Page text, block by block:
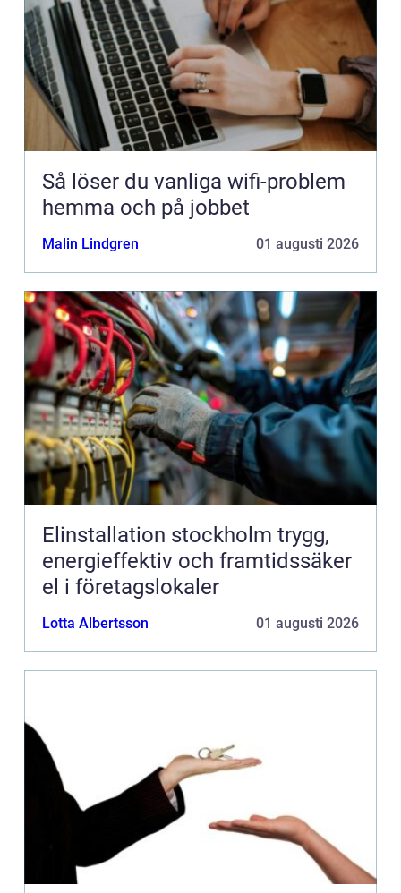
Så löser du vanliga wifi-problem
hemma och på jobbet
Malin Lindgren 01 augusti 2026
Elinstallation stockholm trygg,
energieffektiv och framtidssäker
el i företagslokaler
Lotta Albertsson 01 augusti 2026